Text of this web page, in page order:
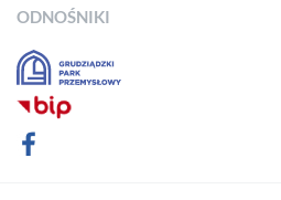
ODNOŚNIKI